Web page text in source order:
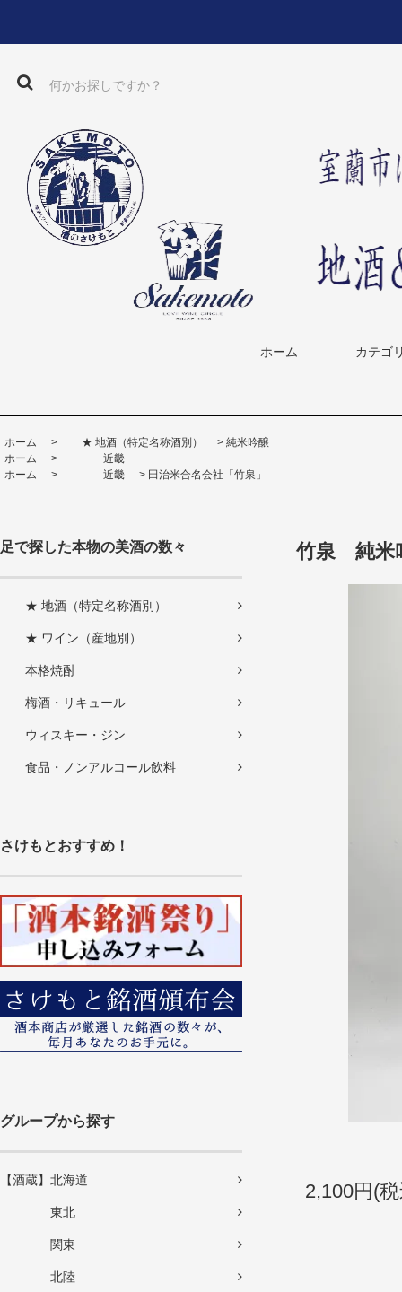
ホーム カテゴ
ホーム > ★ 地酒（特定名称酒別） > 純米吟醸
ホーム
>
近畿
ホーム
> 近畿 > 田治米合名会社「竹泉」
足で探した本物の美酒の数々
★ 地酒（特定名称酒別）
★ ワイン（産地別）
本格焼酎
梅酒・リキュール
ウィスキー・ジン
食品・ノンアルコール飲料
さけもとおすすめ！
グループから探す
【酒蔵】北海道
東北
関東
北陸
竹泉 純米
2,100円(